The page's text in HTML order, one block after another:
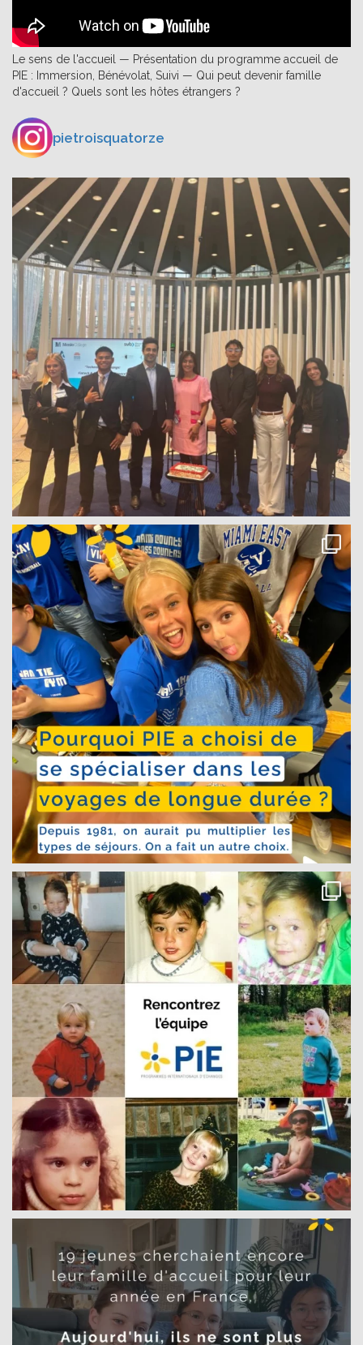
Le sens de l'accueil — Présentation du programme accueil de
PIE : Immersion, Bénévolat, Suivi — Qui peut devenir famille
d'accueil ? Quels sont les hôtes étrangers ?
pietroisquatorze